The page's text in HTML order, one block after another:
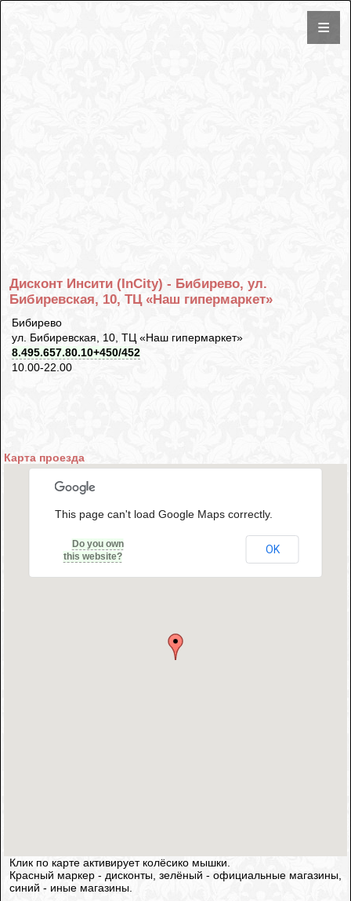
Дисконт Инсити (InCity) - Бибирево, ул.
Бибиревская, 10, ТЦ «Наш гипермаркет»
Бибирево
ул. Бибиревская, 10, ТЦ «Наш гипермаркет»
8.495.657.80.10+450/452
10.00-22.00
Карта проезда
This page can't load Google Maps correctly.
Do you own
this website?
OK
Клик по карте активирует колёсико мышки.
Красный маркер - дисконты, зелёный - официальные магазины,
синий - иные магазины.